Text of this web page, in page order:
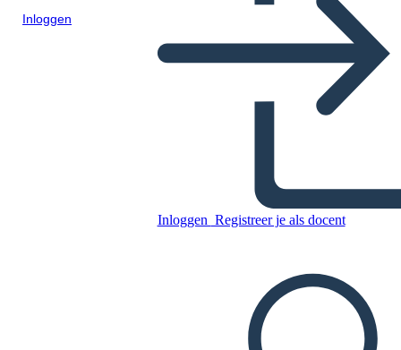
Inloggen
Inloggen Registreer je als docent
Kopieer dit Storyboard
MAAK EEN STORYBOARD
LEES MIJ VOOR